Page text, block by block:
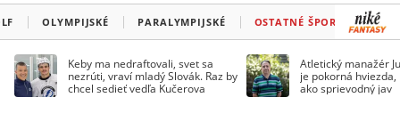
OLYMPIJSKÉ PARALYMPIJSKÉ OSTATNÉ ŠPORTY
Keby ma nedraftovali, svet sa
nezrúti, vraví mladý Slovák. Raz by
chcel sedieť vedľa Kučerova
Atletický manažér
je pokorná
ako sprievodný jav